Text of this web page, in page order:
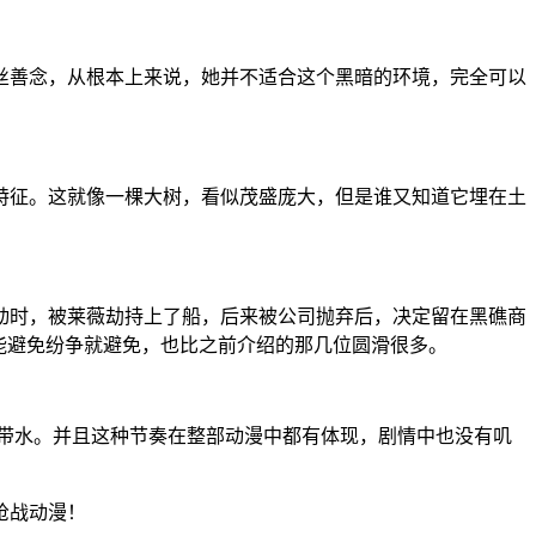
念，从根本上来说，她并不适合这个黑暗的环境，完全可以
。这就像一棵大树，看似茂盛庞大，但是谁又知道它埋在土
，被莱薇劫持上了船，后来被公司抛弃后，决定留在黑礁商
免纷争就避免，也比之前介绍的那几位圆滑很多。
。并且这种节奏在整部动漫中都有体现，剧情中也没有叽
动漫！